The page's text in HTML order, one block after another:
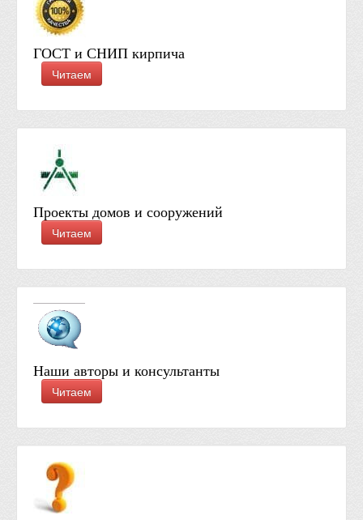
ГОСТ и СНИП кирпича
Читаем
Проекты домов и сооружений
Читаем
Наши авторы и консультанты
Читаем